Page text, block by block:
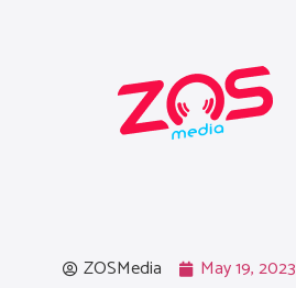
ZOSMedia May 19, 2023